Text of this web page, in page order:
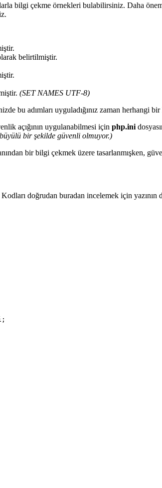
bilgi çekme örnekleri bulabilirsiniz. Daha
belirtilmiştir.
(SET NAMES UTF-8)
bu adımları uyguladığınız zaman herhangi
açığının uygulanabilmesi için php.ini
bir şekilde güvenli olmuyor.)
bir bilgi çekmek üzere tasarlanmışken,
Kodları doğrudan buradan incelemek için yazının